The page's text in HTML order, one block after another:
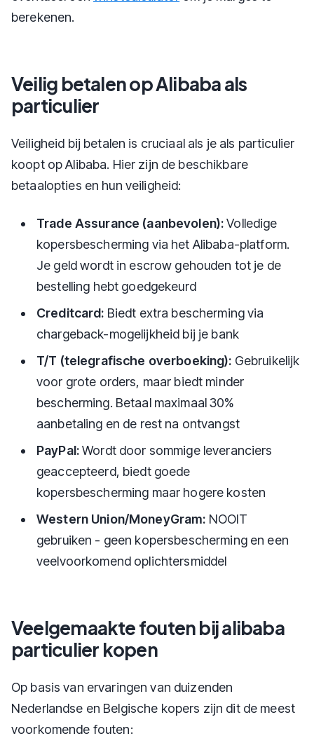
berekenen.
Veilig betalen op Alibaba als
particulier
Veiligheid bij betalen is cruciaal als je als particulier
koopt op Alibaba. Hier zijn de beschikbare
betaalopties en hun veiligheid:
Trade Assurance (aanbevolen):Volledige
kopersbescherming via het Alibaba-platform.
Je geld wordt in escrow gehouden tot je de
bestelling hebt goedgekeurd
Creditcard: Biedt extra bescherming via
chargeback-mogelijkheid bij je bank
T/T (telegrafische overboeking): Gebruikelijk
voor grote orders, maar biedt minder
bescherming. Betaal maximaal 30%
aanbetaling en de rest na ontvangst
PayPal:Wordt door sommige leveranciers
geaccepteerd, biedt goede
kopersbescherming maar hogere kosten
Western Union/MoneyGram: NOOIT
gebruiken - geen kopersbescherming en een
veelvoorkomend oplichtersmiddel
Veelgemaakte fouten bij alibaba
particulier kopen
Op basis van ervaringen van duizenden
Nederlandse en Belgische kopers zijn dit de meest
voorkomende fouten: